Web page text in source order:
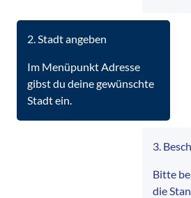
2. Stadt angeben
Im Menüpunkt Adresse
gibst du deine gewünschte
Stadt ein.
3.
Bitte
die